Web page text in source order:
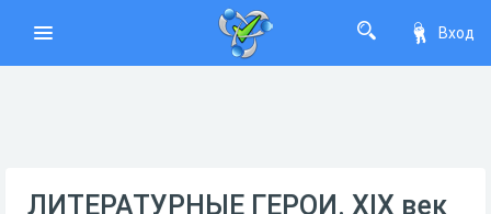
Вход
ЛИТЕРАТУРНЫЕ ГЕРОИ. XIX век